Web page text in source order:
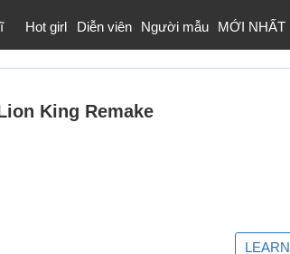
Hot girl Diễn viên Người mẫu MỚI NHẤT